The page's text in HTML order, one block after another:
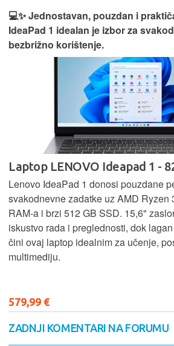
💻✨ Jednostavan, pouzdan i
IdeaPad 1 idealan je izbor za
bezbrižno korištenje.
Laptop LENOVO Ideapad 1 -
Lenovo IdeaPad 1 donosi pouzdane
svakodnevne zadatke uz AMD Ryzen
RAM-a i brzi 512 GB SSD. 15,6"
iskustvo rada i preglednosti, dok
čini ovaj laptop idealnim za učenje,
multimediju.
579,99 €
ZADNJI KOMENTARI NA FORUMU